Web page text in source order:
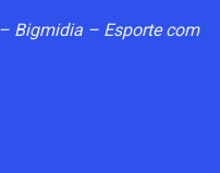
Bigmidia – Esporte com